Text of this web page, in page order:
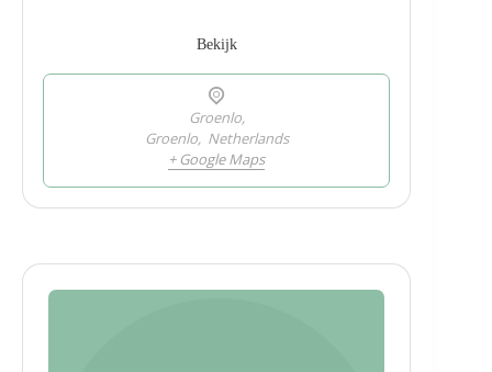
Bekijk
Groenlo,
Groenlo, Netherlands
+ Google Maps